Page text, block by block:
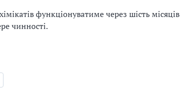
функціонуватиме через шість місяців
чинності.